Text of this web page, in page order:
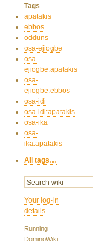
Tags
apatakis
ebbos
odduns
osa-ejiogbe
osa-
ejiogbe:apatakis
osa-
ejiogbe:ebbos
osa-idi
osa-idi:apatakis
osa-ika
osa-
ika:apatakis
All tags…
Your log-in
details
Running
DominoWiki